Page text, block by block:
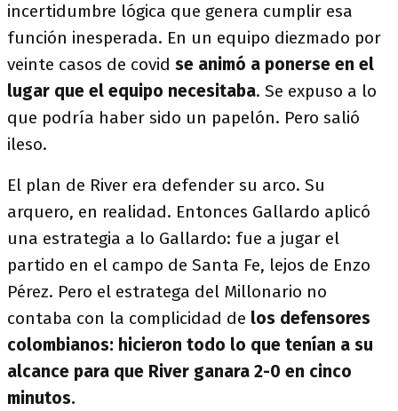
incertidumbre lógica que genera cumplir esa
función inesperada. En un equipo diezmado por
veinte casos de covid se animó a ponerse en el
lugar que el equipo necesitaba. Se expuso a lo
que podría haber sido un papelón. Pero salió
ileso.
El plan de River era defender su arco. Su
arquero, en realidad. Entonces Gallardo aplicó
una estrategia a lo Gallardo: fue a jugar el
partido en el campo de Santa Fe, lejos de Enzo
Pérez. Pero el estratega del Millonario no
contaba con la complicidad de los defensores
colombianos: hicieron todo lo que tenían a su
alcance para que River ganara 2-0 en cinco
minutos.